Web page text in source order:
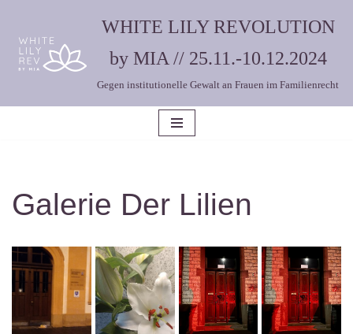
Zum
Inhalt
WHITE LILY REVOLUTION
by MIA // 25.11.-10.12.2024
Gegen institutionelle Gewalt an Frauen im Familienrecht
Galerie Der Lilien